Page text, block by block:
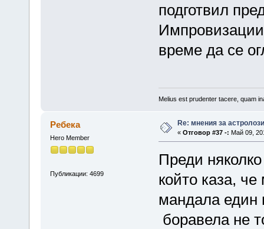
подготвил
време да се
Melius est prudenter tacere, quam
Ребека
Hero Member
Публикации: 4699
Re: мнения за астролози
« Отговор #37 -: Май 09,
Преди
който каза,
мандала един
боравела не